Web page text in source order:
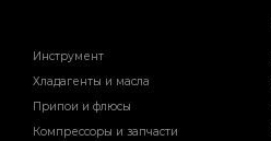
Инструмент
Хладагенты и масла
Припои и флюсы
Компрессоры и запчасти